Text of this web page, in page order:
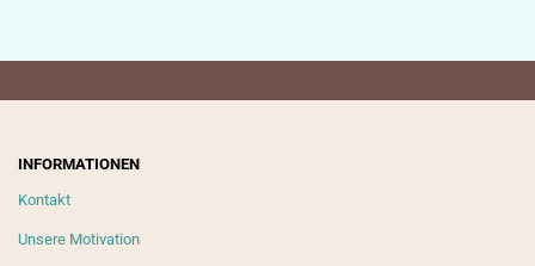
INFORMATIONEN
Kontakt
Unsere Motivation